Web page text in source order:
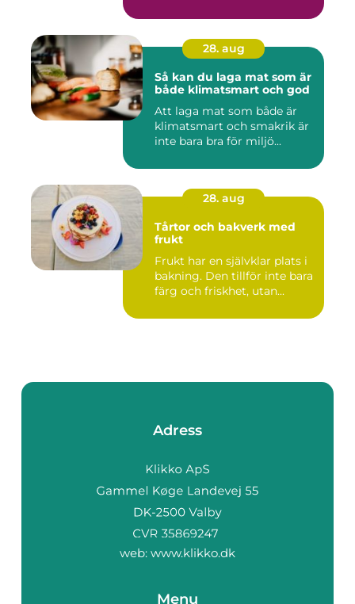
28. aug
Så kan du laga mat som är
både klimatsmart och god
Att laga mat som både är
klimatsmart och smakrik är
inte bara bra för miljö...
28. aug
Tårtor och bakverk med
frukt
Frukt har en självklar plats i
bakning. Den tillför inte bara
färg och friskhet, utan...
Adress
web: www.klikko.dk
Menu